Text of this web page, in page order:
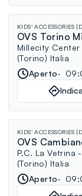
KIDS' ACCESSORIES
OVS Torino
Millecity
(Torino) Italia
Aperto
KIDS' ACCESSORIES
OVS
P.C. La Vetrina
(Torino) Italia
Aperto